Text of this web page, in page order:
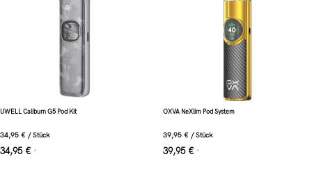
UWELL Caliburn G5 Pod Kit
34,95 € /Stück
34,95 € *
OXVA NeXlim Pod System
39,95 € /Stück
39,95 € *